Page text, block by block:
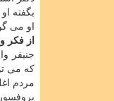
بگفته او
او می
از فکر
جنیفر
که می
مردم